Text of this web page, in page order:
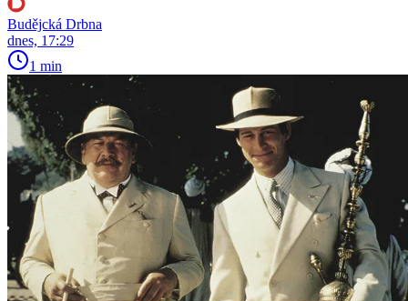
Budějcká Drbna
dnes, 17:29
1 min